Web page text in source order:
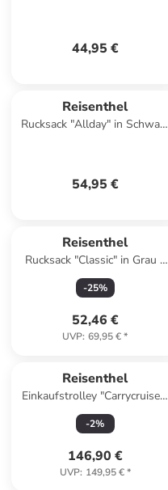
44,95 €
Reisenthel
Rucksack "Allday" in Schwarz
54,95 €
Reisenthel
Rucksack "Classic" in Grau -
(B)28 x (H)39 x (T)12 cm
-25%
52,46 €
UVP: 69,95 €*
Reisenthel
Einkaufstrolley "Carrycruiser"
in Beige - (B)42 x (H)47,5 x
(T)32 cm
-2%
146,90 €
UVP: 149,95 €*